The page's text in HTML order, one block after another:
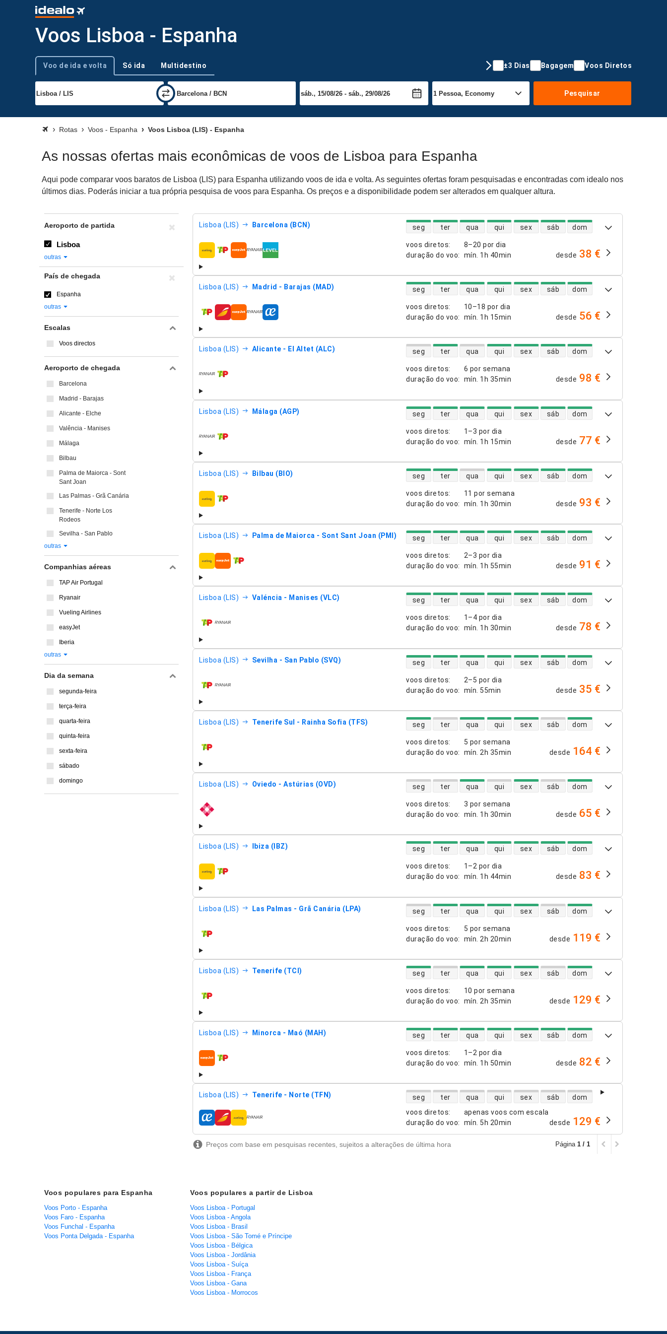
Voos Lisboa - Espanha
Tipo de viagem
Voo de ida e volta Só ida Multidestino ±3 Dias Bagagem Voos Diretos
Pesquisar
Rotas Voos - Espanha Voos Lisboa (LIS) - Espanha
As nossas ofertas mais econômicas de voos de Lisboa para Espanha
Aqui pode comparar voos baratos de Lisboa (LIS) para Espanha utilizando voos de ida e volta. As seguintes ofertas foram pesquisadas e encontradas com idealo nos
últimos dias. Poderás iniciar a tua própria pesquisa de voos para Espanha. Os preços e a disponibilidade podem ser alterados em qualquer altura.
Lisboa (LIS) Barcelona (BCN)
voos diretos:
8–20 por dia
duração do voo: mín. 1h 40min
disponibilidade de voos diretos
seg ter qua qui sex sáb dom
companhias aéreas desde 38 €
Lisboa (LIS) Madrid - Barajas (MAD)
voos diretos:
10–18 por dia
duração do voo: mín. 1h 15min
disponibilidade de voos diretos
seg ter qua qui sex sáb dom
companhias aéreas desde 56 €
Lisboa (LIS) Alicante - El Altet (ALC)
voos diretos:
6 por semana
duração do voo: mín. 1h 35min
disponibilidade de voos diretos
seg ter qua qui sex sáb dom
companhias aéreas desde 98 €
Lisboa (LIS) Málaga (AGP)
voos diretos:
1–3 por dia
duração do voo: mín. 1h 15min
disponibilidade de voos diretos
seg ter qua qui sex sáb dom
companhias aéreas desde 77 €
Lisboa (LIS) Bilbau (BIO)
voos diretos:
11 por semana
duração do voo: mín. 1h 30min
disponibilidade de voos diretos
seg ter qua qui sex sáb dom
companhias aéreas desde 93 €
Lisboa (LIS) Palma de Maiorca - Sont Sant Joan (PMI)
voos diretos:
2–3 por dia
duração do voo: mín. 1h 55min
disponibilidade de voos diretos
seg ter qua qui sex sáb dom
companhias aéreas desde 91 €
Lisboa (LIS) Valéncia - Manises (VLC)
voos diretos:
1–4 por dia
duração do voo: mín. 1h 30min
disponibilidade de voos diretos
seg ter qua qui sex sáb dom
companhias aéreas desde 78 €
Lisboa (LIS) Sevilha - San Pablo (SVQ)
voos diretos:
2–5 por dia
duração do voo: mín. 55min
disponibilidade de voos diretos
seg ter qua qui sex sáb dom
companhias aéreas desde 35 €
Lisboa (LIS) Tenerife Sul - Rainha Sofia (TFS)
voos diretos:
5 por semana
duração do voo: mín. 2h 35min
disponibilidade de voos diretos
seg ter qua qui sex sáb dom
companhias aéreas desde 164 €
Lisboa (LIS) Oviedo - Astúrias (OVD)
voos diretos:
3 por semana
duração do voo: mín. 1h 30min
disponibilidade de voos diretos
seg ter qua qui sex sáb dom
companhias aéreas desde 65 €
Lisboa (LIS) Ibiza (IBZ)
voos diretos:
1–2 por dia
duração do voo: mín. 1h 44min
disponibilidade de voos diretos
seg ter qua qui sex sáb dom
companhias aéreas desde 83 €
Lisboa (LIS) Las Palmas - Grã Canária (LPA)
voos diretos:
5 por semana
duração do voo: mín. 2h 20min
disponibilidade de voos diretos
seg ter qua qui sex sáb dom
companhias aéreas desde 119 €
Lisboa (LIS) Tenerife (TCI)
voos diretos:
10 por semana
duração do voo: mín. 2h 35min
disponibilidade de voos diretos
seg ter qua qui sex sáb dom
companhias aéreas desde 129 €
Lisboa (LIS) Minorca - Maó (MAH)
voos diretos:
1–2 por dia
duração do voo: mín. 1h 50min
disponibilidade de voos diretos
seg ter qua qui sex sáb dom
companhias aéreas desde 82 €
Lisboa (LIS) Tenerife - Norte (TFN)
voos diretos:
apenas voos com escala
duração do voo: mín. 5h 20min
disponibilidade de voos diretos
seg ter qua qui sex sáb dom
companhias aéreas desde 129 €
Preços com base em pesquisas recentes, sujeitos a alterações de última hora Página 1 / 1
Aeroporto de partida
Lisboa
outras
País de chegada
Espanha
outras
Escalas
Voos directos
Aeroporto de chegada
Barcelona
Madrid - Barajas
Alicante - Elche
Valência - Manises
Málaga
Bilbau
Palma de Maiorca - Sont
Sant Joan
Las Palmas - Grã Canária
Tenerife - Norte Los
Rodeos
Sevilha - San Pablo
outras
Companhias aéreas
TAP Air Portugal
Ryanair
Vueling Airlines
easyJet
Iberia
outras
Dia da semana
segunda-feira
terça-feira
quarta-feira
quinta-feira
sexta-feira
sábado
domingo
Voos populares para Espanha
Voos Porto - Espanha
Voos Faro - Espanha
Voos Funchal - Espanha
Voos Ponta Delgada - Espanha
Voos populares a partir de Lisboa
Voos Lisboa - Portugal
Voos Lisboa - Angola
Voos Lisboa - Brasil
Voos Lisboa - São Tomé e Príncipe
Voos Lisboa - Bélgica
Voos Lisboa - Jordânia
Voos Lisboa - Suíça
Voos Lisboa - França
Voos Lisboa - Gana
Voos Lisboa - Morrocos